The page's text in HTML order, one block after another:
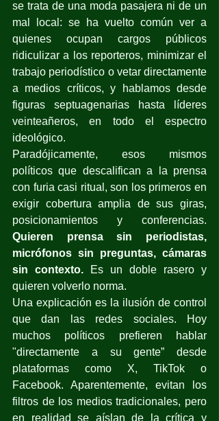
se trata de una moda pasajera ni de un
mal local: se ha vuelto común ver a
quienes ocupan cargos públicos
ridiculizar a los reporteros, minimizar el
trabajo periodístico o vetar directamente
a medios críticos, y hablamos desde
figuras septuagenarias hasta líderes
veinteañeros, en todo el espectro
ideológico.
Paradójicamente, esos mismos
políticos que descalifican a la prensa
con furia casi ritual, son los primeros en
exigir cobertura amplia de sus giras,
Quieren prensa sin periodistas,
micrófonos sin preguntas, cámaras
sin contexto.
Es un doble rasero y
quieren volverlo norma.
Una explicación es la ilusión de control
que dan las redes sociales. Hoy
muchos políticos prefieren hablar
"directamente a su gente” desde
plataformas como X, TikTok o
Facebook. Aparentemente, evitan los
filtros de los medios tradicionales, pero
en realidad se aíslan de la crítica y